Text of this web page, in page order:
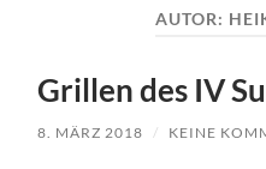
AUTOR:
Grillen des IV
8. MÄRZ 2018 / KEINE